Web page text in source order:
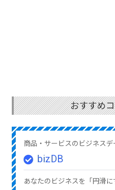
おすすめ
商品・サービスのビジネスデ
bizDB
あなたのビジネスを「円滑